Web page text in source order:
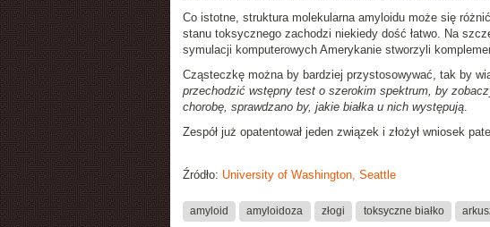
Co istotne, struktura molekularna amyloidu może się
stanu toksycznego zachodzi niekiedy dość łatwo. Na
symulacji komputerowych Amerykanie stworzyli
Cząsteczkę można by bardziej przystosowywać, tak by
przechodzić wstępny test o szerokim spektrum, by
chorobę, sprawdzano by, jakie białka u nich występują.
Zespół już opatentował jeden związek i złożył wniosek
Źródło: University of Washington, Seattle
amyloid amyloidoza złogi toksyczne białko